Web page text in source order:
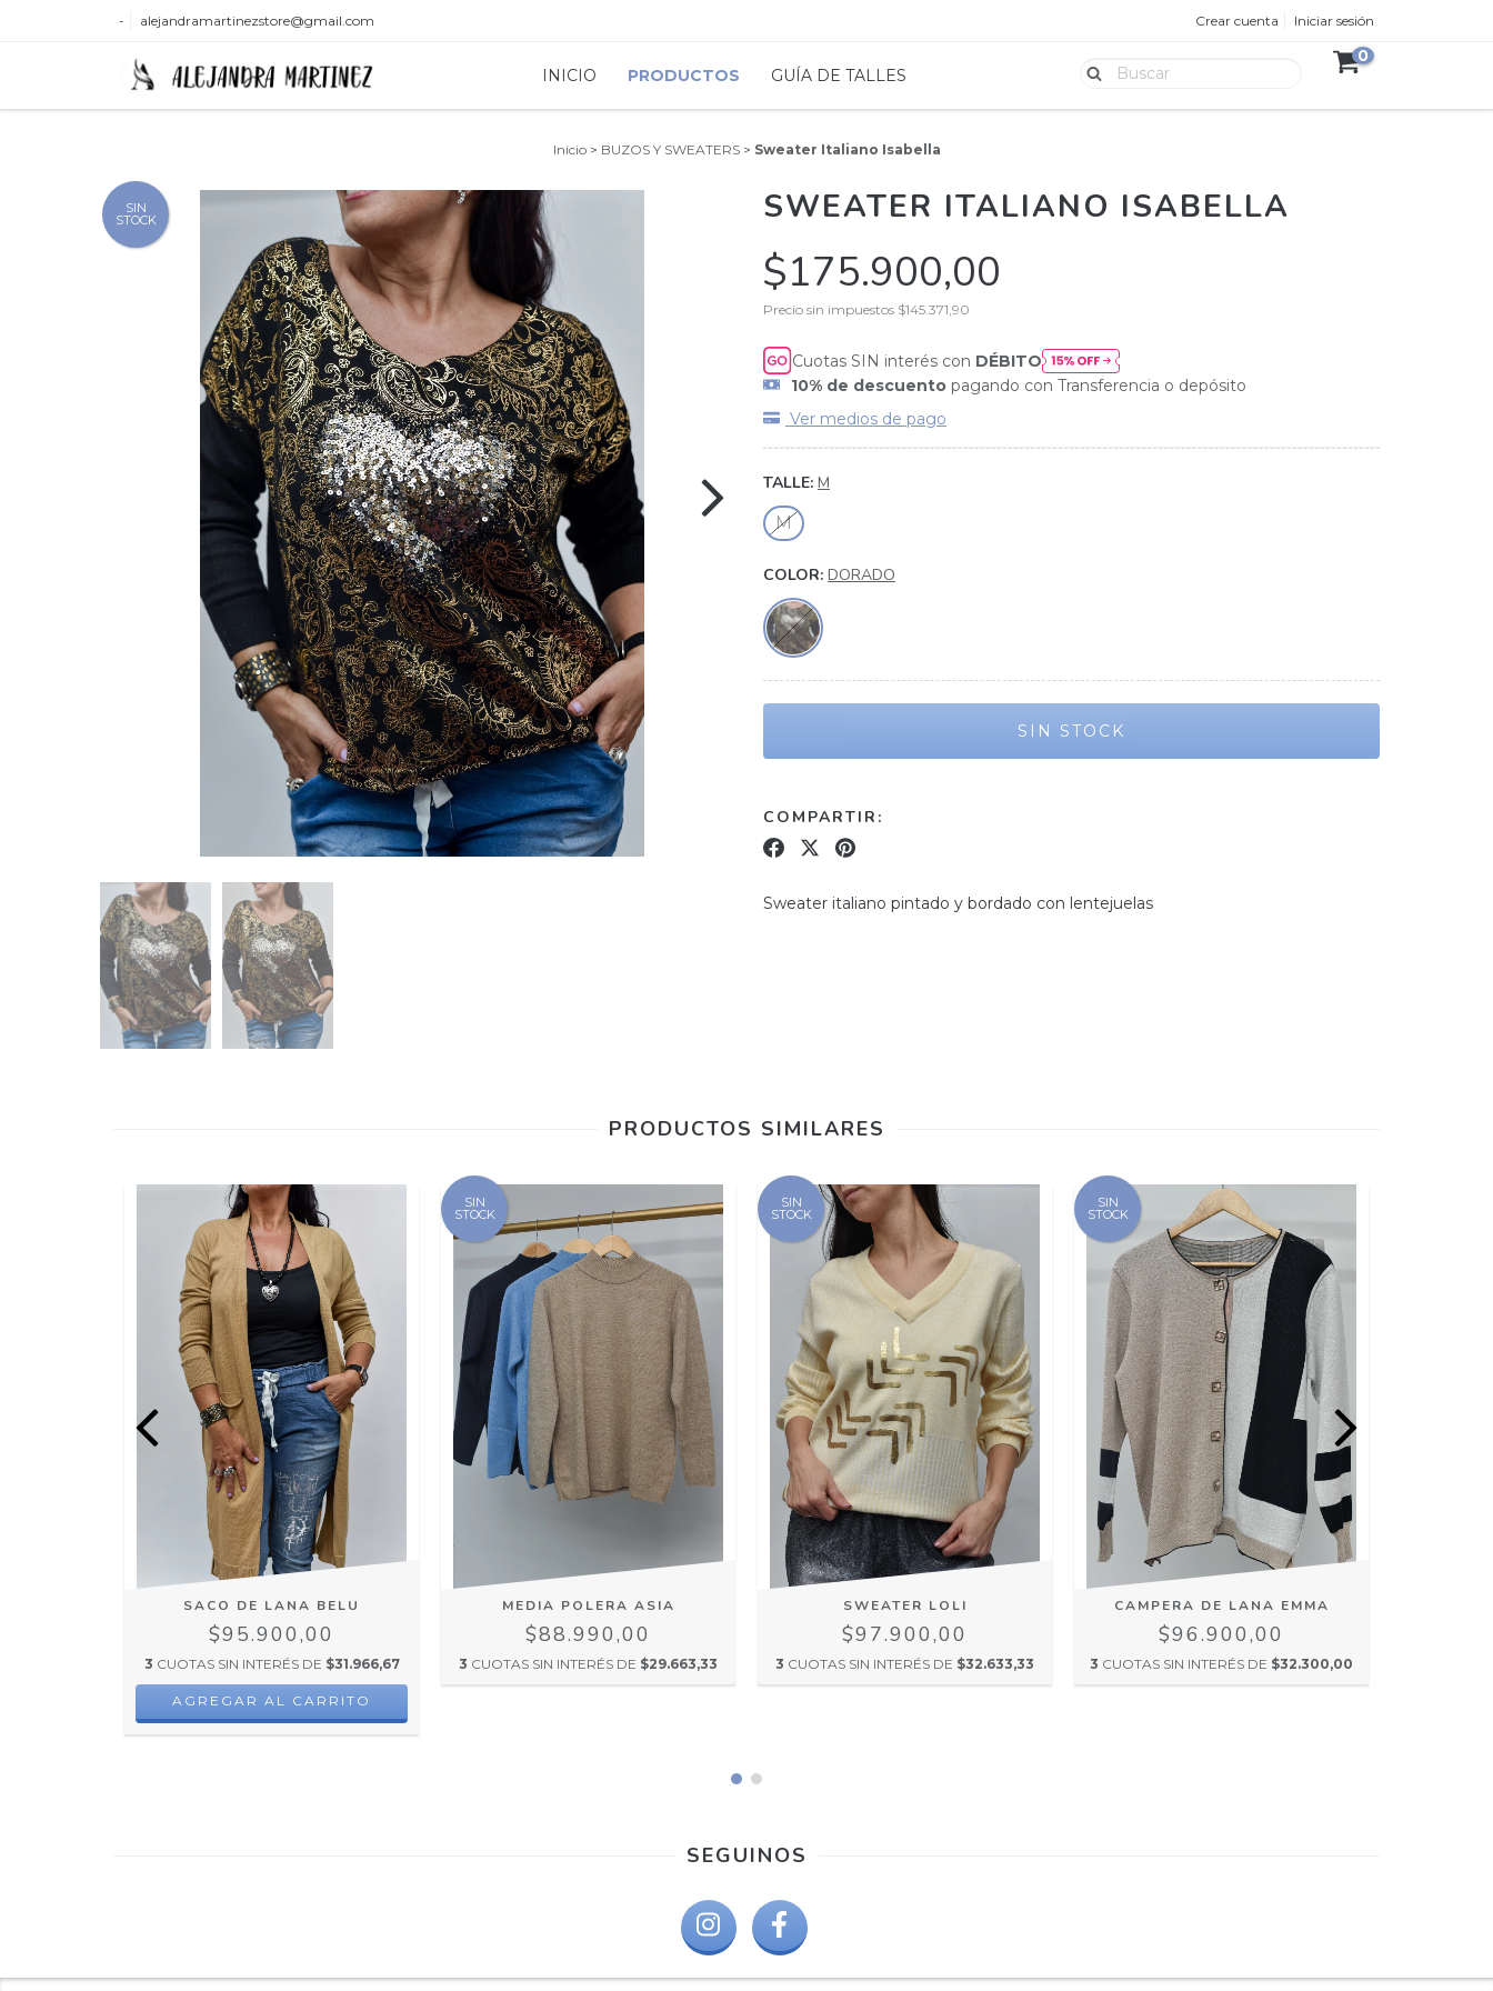
- alejandramartinezstore@gmail.com Crear cuenta Iniciar sesión
INICIO PRODUCTOS GUÍA DE TALLES
0
Inicio > BUZOS Y SWEATERS > Sweater Italiano Isabella
SIN
STOCK SWEATER ITALIANO ISABELLA
$175.900,00
Precio sin impuestos $145.371,90
Cuotas SIN interés con DÉBITO
10% de descuento pagando con Transferencia o depósito
Ver medios de pago
TALLE: M
M
COLOR: DORADO
COMPARTIR:
Sweater italiano pintado y bordado con lentejuelas
PRODUCTOS SIMILARES
SACO DE LANA BELU
$95.900,00
3 CUOTAS SIN INTERÉS DE $31.966,67
AGREGAR AL CARRITO
SIN
STOCK
MEDIA POLERA ASIA
$88.990,00
3 CUOTAS SIN INTERÉS DE $29.663,33
SIN
STOCK
SWEATER LOLI
$97.900,00
3 CUOTAS SIN INTERÉS DE $32.633,33
SIN
STOCK
CAMPERA DE LANA EMMA
$96.900,00
3 CUOTAS SIN INTERÉS DE $32.300,00
SEGUINOS